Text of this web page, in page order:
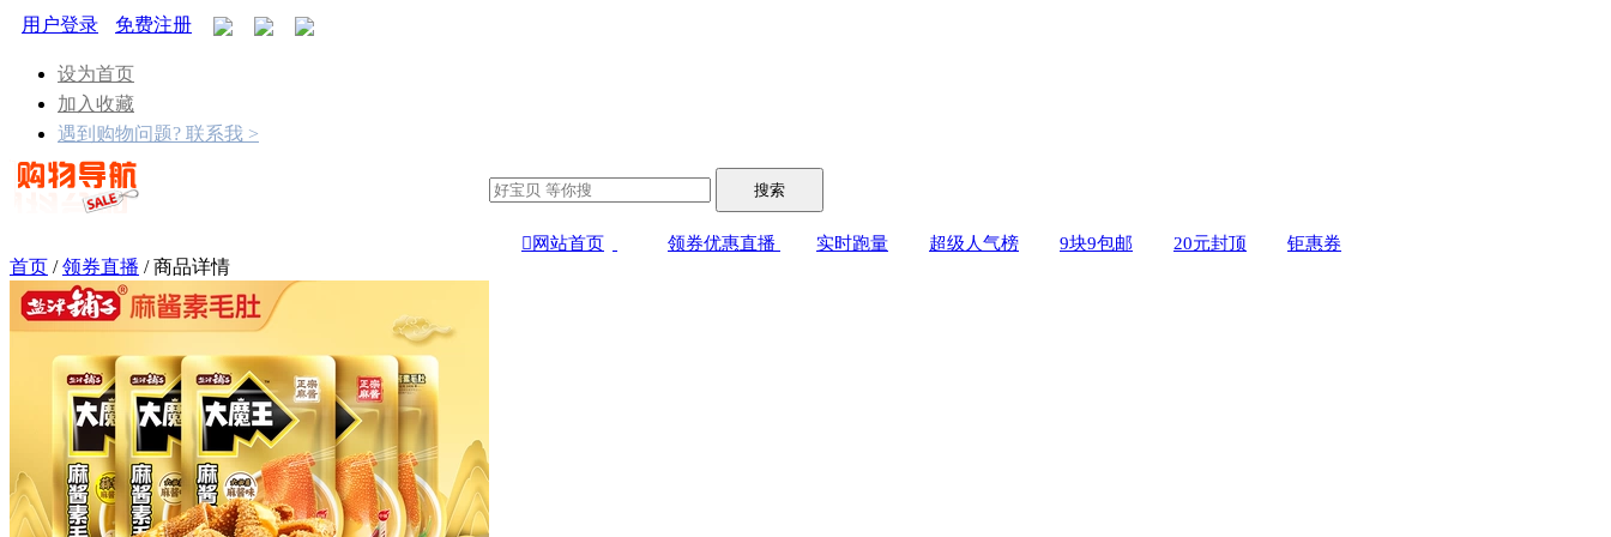
用户登录 免费注册
设为首页
加入收藏
遇到购物问题? 联系我 >
搜索
 网站首页 领券优惠直播 实时跑量 超级人气榜 9块9包邮 20元封顶 钜惠券
首页 /领券直播 /商品详情